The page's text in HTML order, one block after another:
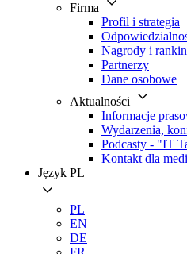
Firma
Profil i strategia
Nagrody i
Partnerzy
Dane osobowe
Aktualności
Informacje
Wydarzenia,
Podcasty - "IT
Kontakt dla
Język PL
PL
EN
DE